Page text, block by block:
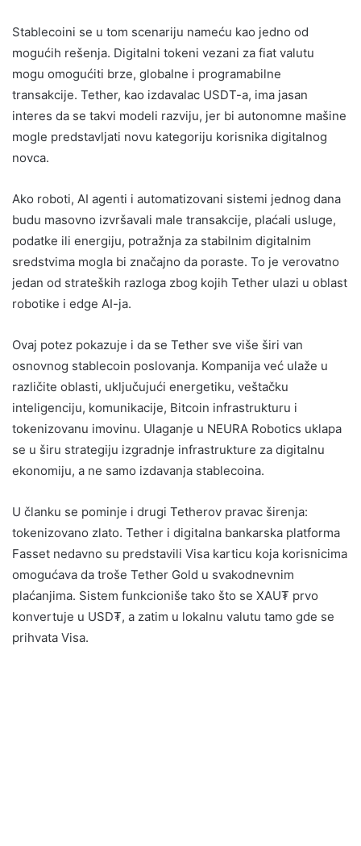
Stablecoini se u tom scenariju nameću kao jedno od
mogućih rešenja. Digitalni tokeni vezani za fiat valutu
mogu omogućiti brze, globalne i programabilne
transakcije. Tether, kao izdavalac USDT-a, ima jasan
interes da se takvi modeli razviju, jer bi autonomne mašine
mogle predstavljati novu kategoriju korisnika digitalnog
novca.
Ako roboti, AI agenti i automatizovani sistemi jednog dana
budu masovno izvršavali male transakcije, plaćali usluge,
podatke ili energiju, potražnja za stabilnim digitalnim
sredstvima mogla bi značajno da poraste. To je verovatno
jedan od strateških razloga zbog kojih Tether ulazi u oblast
robotike i edge AI-ja.
Ovaj potez pokazuje i da se Tether sve više širi van
osnovnog stablecoin poslovanja. Kompanija već ulaže u
različite oblasti, uključujući energetiku, veštačku
inteligenciju, komunikacije, Bitcoin infrastrukturu i
tokenizovanu imovinu. Ulaganje u NEURA Robotics uklapa
se u širu strategiju izgradnje infrastrukture za digitalnu
ekonomiju, a ne samo izdavanja stablecoina.
U članku se pominje i drugi Tetherov pravac širenja:
tokenizovano zlato. Tether i digitalna bankarska platforma
Fasset nedavno su predstavili Visa karticu koja korisnicima
omogućava da troše Tether Gold u svakodnevnim
plaćanjima. Sistem funkcioniše tako što se XAU₮ prvo
konvertuje u USD₮, a zatim u lokalnu valutu tamo gde se
prihvata Visa.